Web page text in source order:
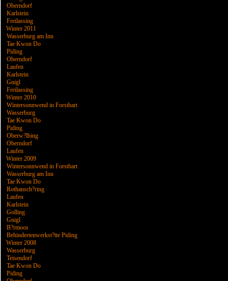
Oberndorf
Karlstein
Freilassing
Winter 2011
Wasserburg am Inn
Tae Kwon Do
Piding
Oberndorf
Laufen
Karlstein
Gnigl
Freilassing
Winter 2010
Wintersonnwend in Forsthart
Wasserburg
Tae Kwon Do
Piding
Oberw?lbing
Oberndorf
Laufen
Winter 2009
Wintersonnwend in Forsthart
Wasserburg am Inn
Tae Kwon Do
Rothansch?ring
Laufen
Karlstein
Golling
Gnigl
B?rmoos
Behindertenwerkst?tte Piding
Winter 2008
Wasserburg
Teisendorf
Tae Kwon Do
Piding